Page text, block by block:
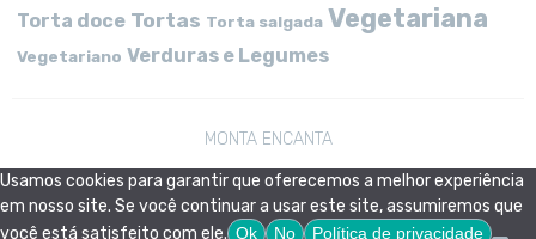
Torta doce Tortas Torta salgada Vegetariana
Vegetariano Verduras e Legumes
MONTA ENCANTA
Usamos cookies para garantir que oferecemos a melhor experiência
em nosso site. Se você continuar a usar este site, assumiremos que
você está satisfeito com ele. Ok No Política de privacidade